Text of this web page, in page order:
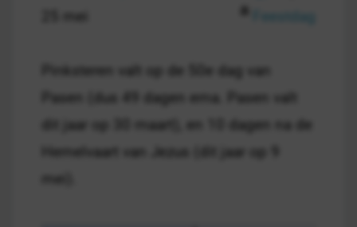
25 mei
Feestdag
Pinksteren valt op de 50e dag van
Pasen (dus 49 dagen erna. Pasen valt
dit jaar op 30 maart), en 10 dagen na de
Hemelvaart van Jezus (dit jaar op 9
mei).